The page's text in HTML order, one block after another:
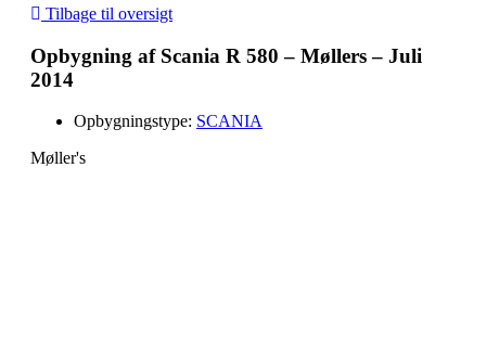
Tilbage til oversigt
Opbygning af Scania R 580 – Møllers – Juli
2014
Opbygningstype: SCANIA
Møller's